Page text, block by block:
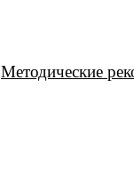
Методические